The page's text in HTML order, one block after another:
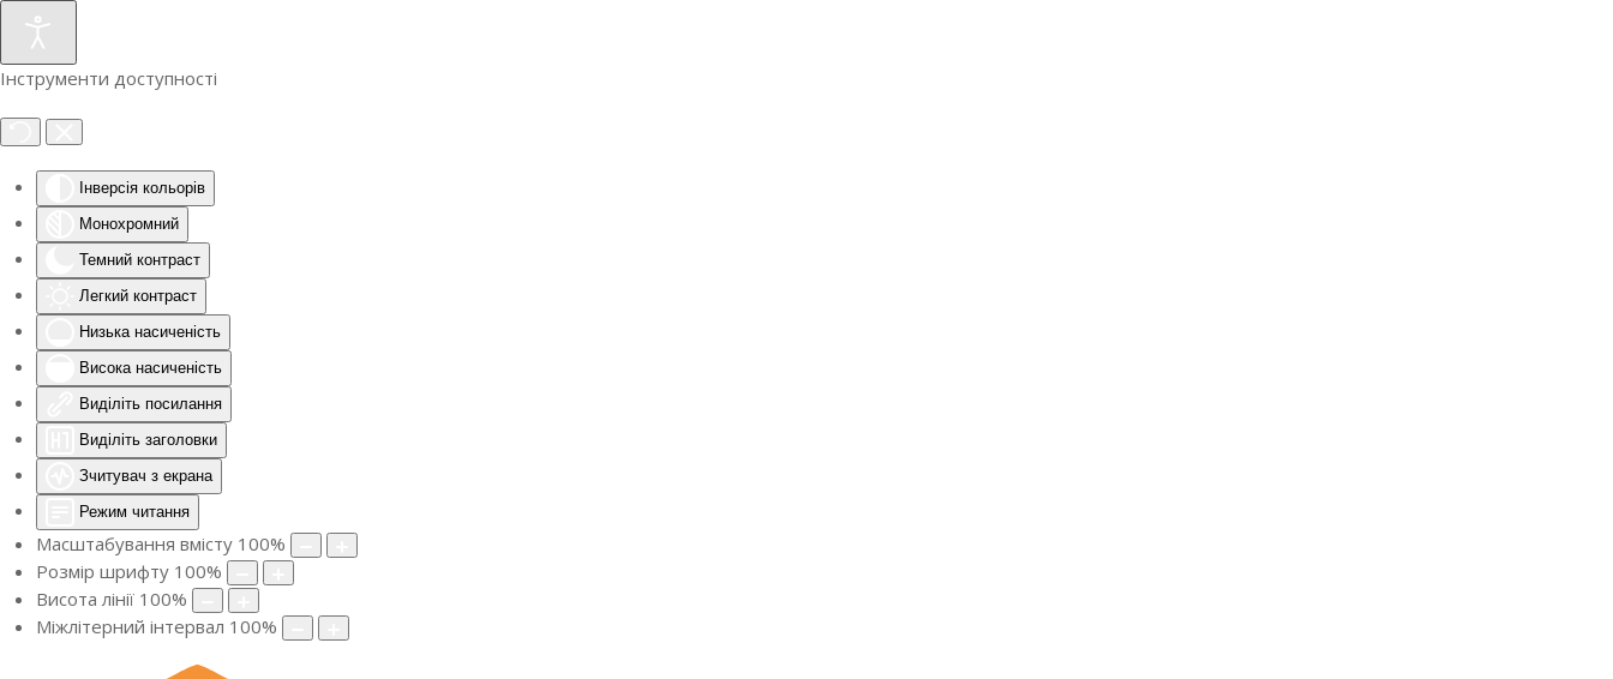
Інструменти доступності
Інверсія кольорів
Монохромний
Темний контраст
Легкий контраст
Низька насиченість
Висока насиченість
Виділіть посилання
Виділіть заголовки
Зчитувач з екрана
Режим читання
Масштабування вмісту 100%
Розмір шрифту 100%
Висота лінії 100%
Міжлітерний інтервал 100%